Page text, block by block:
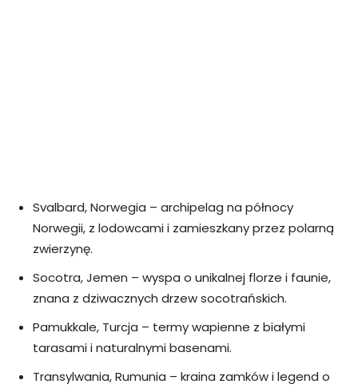
Svalbard, Norwegia – archipelag na północy
Norwegii, z lodowcami i zamieszkany przez polarną
zwierzynę.
Socotra, Jemen – wyspa o unikalnej florze i faunie,
znana z dziwacznych drzew socotrańskich.
Pamukkale, Turcja – termy wapienne z białymi
tarasami i naturalnymi basenami.
Transylwania, Rumunia – kraina zamków i legend o